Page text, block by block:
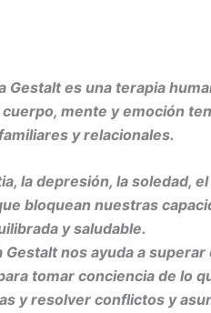
Gestalt es una terapia
mente y emoción
y relacionales.
la depresión, la soledad,
bloquean nuestras
y saludable.
Gestalt nos ayuda a
tomar conciencia de lo
y resolver conflictos y